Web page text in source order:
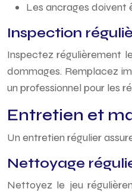
Les ancrages doivent
Inspection
Inspectez régulièrement
dommages. Remplacez
un professionnel pour les
Entretien et
Un entretien régulier
Nettoyage
Nettoyez le jeu